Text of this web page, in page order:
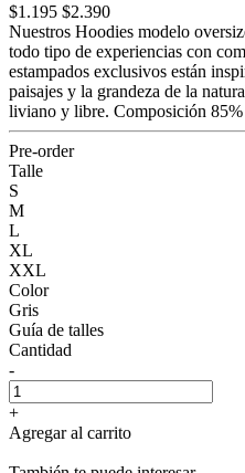
$1.195 $2.390
Nuestros Hoodies modelo
todo tipo de experiencias con
estampados exclusivos están
paisajes y la grandeza de la
liviano y libre. Composición
Pre-order
Talle
S
M
L
XL
XXL
Color
Gris
Guía de talles
Cantidad
-
+
Agregar al carrito